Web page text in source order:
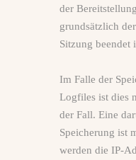
der
grundsätzlich
Sitzung beendet
Im Falle der
Logfiles ist dies
der Fall. Eine
Speicherung ist
werden die IP-